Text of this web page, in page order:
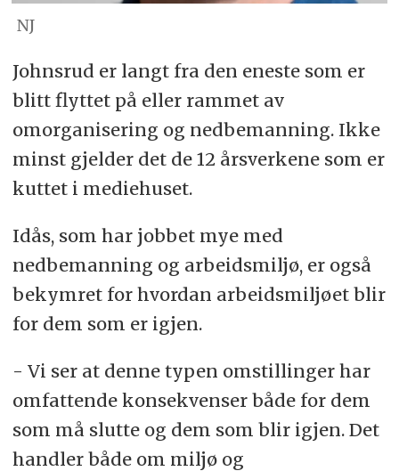
NJ
Johnsrud er langt fra den eneste som er
blitt flyttet på eller rammet av
omorganisering og nedbemanning. Ikke
minst gjelder det de 12 årsverkene som er
kuttet i mediehuset.
Idås, som har jobbet mye med
nedbemanning og arbeidsmiljø, er også
bekymret for hvordan arbeidsmiljøet blir
for dem som er igjen.
- Vi ser at denne typen omstillinger har
omfattende konsekvenser både for dem
som må slutte og dem som blir igjen. Det
handler både om miljø og